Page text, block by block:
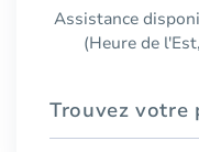
Assistance
(Heure de
Trouvez votre